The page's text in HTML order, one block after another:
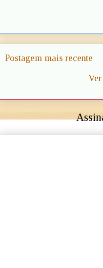
Postagem mais recente